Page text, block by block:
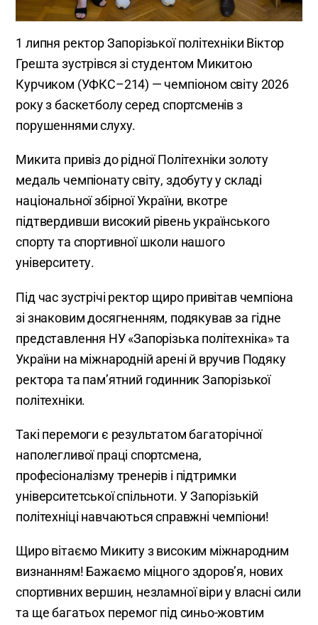
1 липня ректор Запорізької політехніки Віктор
Грешта зустрівся зі студентом Микитою
Курчиком (УФКС–214) — чемпіоном світу 2026
року з баскетболу серед спортсменів з
порушеннями слуху.
Микита привіз до рідної Політехніки золоту
медаль чемпіонату світу, здобуту у складі
національної збірної України, вкотре
підтвердивши високий рівень українського
спорту та спортивної школи нашого
університету.
Під час зустрічі ректор щиро привітав чемпіона
зі знаковим досягненням, подякував за гідне
представлення НУ «Запорізька політехніка» та
України на міжнародній арені й вручив Подяку
ректора та пам’ятний годинник Запорізької
політехніки.
Такі перемоги є результатом багаторічної
наполегливої праці спортсмена,
професіоналізму тренерів і підтримки
університетської спільноти. У Запорізькій
політехніці навчаються справжні чемпіони!
Щиро вітаємо Микиту з високим міжнародним
визнанням! Бажаємо міцного здоров’я, нових
спортивних вершин, незламної віри у власні сили
та ще багатьох перемог під синьо-жовтим